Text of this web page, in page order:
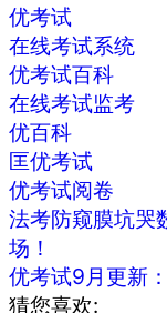
优考试
在线考试系统
优考试百科
在线考试监考
优百科
匡优考试
优考试阅卷
法考防窥膜坑哭
场！
优考试9月更新
猜您喜欢: